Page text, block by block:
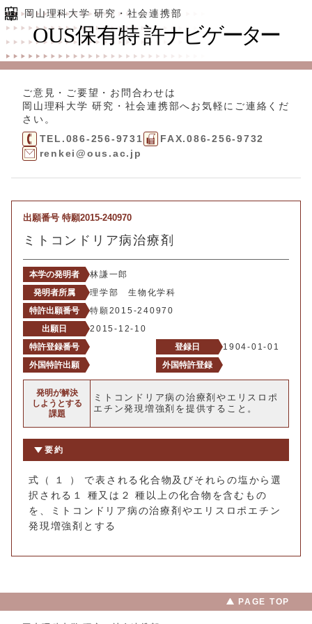
岡山理科大学 研究・社会連携部
ご意見・ご要望・お問合わせは
岡山理科大学 研究・社会連携部へお気軽にご連絡くだ
さい。
TEL.086-256-9731
FAX.086-256-9732
renkei@ous.ac.jp
出願番号 特願2015-240970
ミトコンドリア病治療剤
本学の発明者
林謙一郎
発明者所属
理学部 生物化学科
特許出願番号
特願2015-240970
出願日
2015-12-10
特許登録番号
登録日
1904-01-01
外国特許出願
外国特許登録
発明が解決
しようとする
課題
ミトコンドリア病の治療剤やエリスロポ
エチン発現増強剤を提供すること。
要約
式（ １ ） で表される化合物及びそれらの塩から選
択される１ 種又は２ 種以上の化合物を含むもの
を、ミトコンドリア病の治療剤やエリスロポエチン
発現増強剤とする
PAGE TOP